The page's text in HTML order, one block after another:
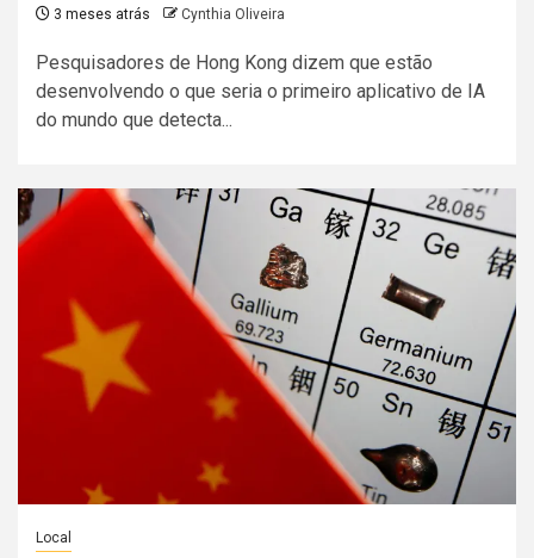
3 meses atrás Cynthia Oliveira
Pesquisadores de Hong Kong dizem que estão
desenvolvendo o que seria o primeiro aplicativo de IA
do mundo que detecta...
Local